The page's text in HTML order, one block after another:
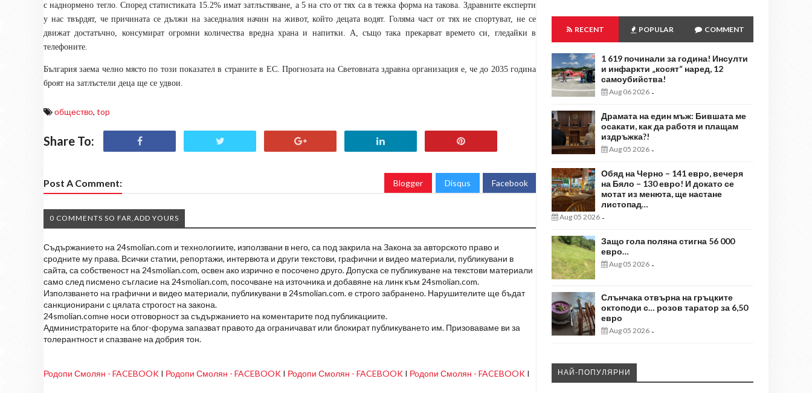
с наднормено тегло. Според статистиката 15.2% имат затлъстяване, а 5 на сто от тях са в тежка форма на такова. Здравните експерти
у нас твърдят, че причината се дължи на заседналия начин на живот, който децата водят. Голяма част от тях не спортуват, не се
движат достатъчно, консумират огромни количества вредна храна и напитки. А, също така прекарват времето си, гледайки в
телефоните.
България заема челно място по този показател в страните в ЕС. Прогнозата на Световната здравна организация е, че до 2035 година
броят на затлъстели деца ще се удвои.
общество, top
Share To:
Post A Comment: Blogger Disqus Facebook
0 COMMENTS SO FAR,ADD YOURS
Съдържанието на 24smolian.com и технологиите, използвани в него, са под закрила на Закона за авторското право и
сродните му права. Всички статии, репортажи, интервюта и други текстови, графични и видео материали, публикувани в
сайта, са собственост на 24smolian.com, освен ако изрично е посочено друго. Допуска се публикуване на текстови материали
само след писмено съгласие на 24smolian.com, посочване на източника и добавяне на линк към 24smolian.com.
Използването на графични и видео материали, публикувани в 24smolian.com. е строго забранено. Нарушителите ще бъдат
санкционирани с цялата строгост на закона.
24smolian.comне носи отговорност за съдържанието на коментарите под публикациите.
Администраторите на блог-форума запазват правото да ограничават или блокират публикуването им. Призоваваме ви за
толерантност и спазване на добрия тон.
Родопи Смолян - FACEBOOK I Родопи Смолян - FACEBOOK I Родопи Смолян - FACEBOOK I Родопи Смолян - FACEBOOK I
RECENT POPULAR COMMENT
1 619 починали за година! Инсулти
и инфаркти „косят“ наред, 12
самоубийства!
Aug 06 2026 -
Драмата на един мъж: Бившата ме
осакати, как да работя и плащам
издръжка?!
Aug 05 2026 -
Обяд на Черно – 141 евро, вечеря
на Бяло – 130 евро! И докато се
мотат из менюта, ще настане
листопад…
Aug 05 2026 -
Защо гола поляна стигна 56 000
евро…
Aug 05 2026 -
Слънчака отвърна на гръцките
октоподи с… розов таратор за 6,50
евро
Aug 05 2026 -
НАЙ-ПОПУЛЯРНИ